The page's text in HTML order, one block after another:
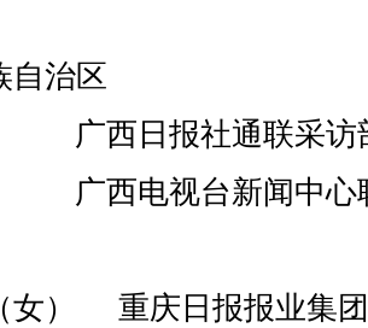
治区
西日报社通联采访
西电视台新闻中心
） 重庆日报报业集团